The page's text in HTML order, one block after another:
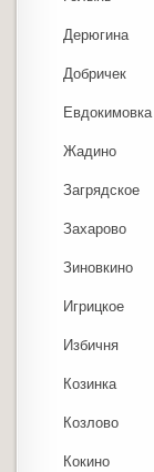
Дерюгина
Добричек
Евдокимовка
Жадино
Загрядское
Захарово
Зиновкино
Игрицкое
Избичня
Козинка
Козлово
Кокино